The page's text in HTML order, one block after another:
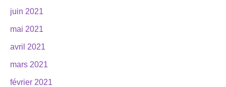
juin 2021
mai 2021
avril 2021
mars 2021
février 2021